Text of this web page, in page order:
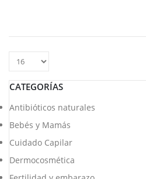
CATEGORÍAS
Antibióticos naturales
Bebés y Mamás
Cuidado Capilar
Dermocosmética